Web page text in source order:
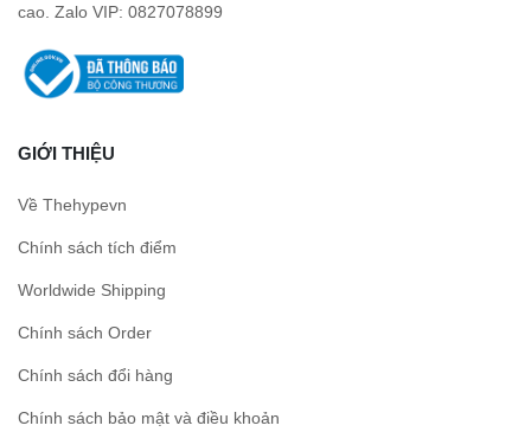
cao. Zalo VIP: 0827078899
GIỚI THIỆU
Về Thehypevn
Chính sách tích điểm
Worldwide Shipping
Chính sách Order
Chính sách đổi hàng
Chính sách bảo mật và điều khoản